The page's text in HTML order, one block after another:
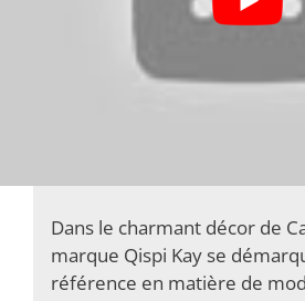
Dans le charmant décor de
marque Qispi Kay se
référence en matière de